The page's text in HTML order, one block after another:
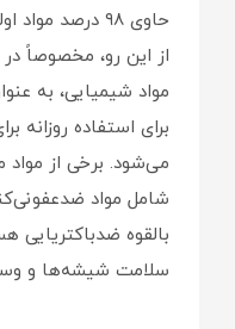
حاوی ۹۸ درصد
از این رو، مخصوصاً
مواد شیمیایی، به
برای استفاده روزانه
می‌شود. برخی از مواد
شامل مواد
بالقوه
سلامت شیشه‌ها و